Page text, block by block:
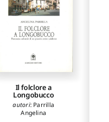
Il folclore a
Longobucco
autori: Parrilla
Angelina